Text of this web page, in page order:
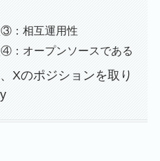
：相互運用性
：オープンソースである
Xのポジションを取り